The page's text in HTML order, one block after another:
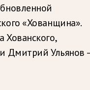
«Хованщина».
Хованского,
Дмитрий Ульянов